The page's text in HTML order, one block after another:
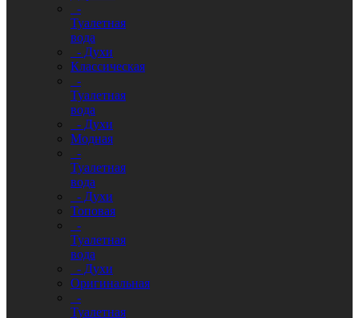
-
Туалетная
вода
- Духи
Классическая
-
Туалетная
вода
- Духи
Модная
-
Туалетная
вода
- Духи
Топовая
-
Туалетная
вода
- Духи
Оригинальная
-
Туалетная